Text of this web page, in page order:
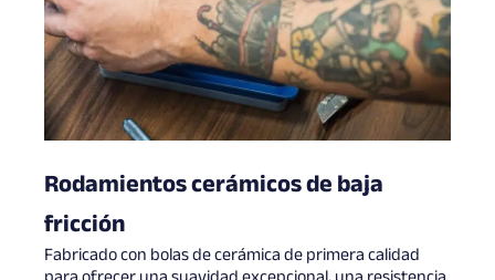
Rodamientos cerámicos de baja
fricción
Fabricado con bolas de cerámica de primera calidad